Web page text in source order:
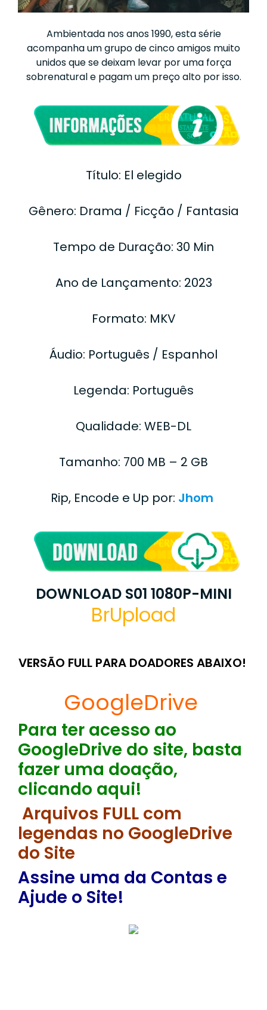
Ambientada nos anos 1990, esta série
acompanha um grupo de cinco amigos muito
unidos que se deixam levar por uma força
sobrenatural e pagam um preço alto por isso.
Título: El elegido
Gênero: Drama / Ficção / Fantasia
Tempo de Duração: 30 Min
Ano de Lançamento: 2023
Formato: MKV
Áudio: Português / Espanhol
Legenda: Português
Qualidade: WEB-DL
Tamanho: 700 MB – 2 GB
Rip, Encode e Up por: Jhom
DOWNLOAD S01 1080P-MINI
BrUpload
VERSÃO FULL PARA DOADORES ABAIXO!
GoogleDrive
Para ter acesso ao
GoogleDrive do site, basta
fazer uma doação,
clicando aqui!
Arquivos FULL com
legendas no GoogleDrive
do Site
Assine uma da Contas e
Ajude o Site!